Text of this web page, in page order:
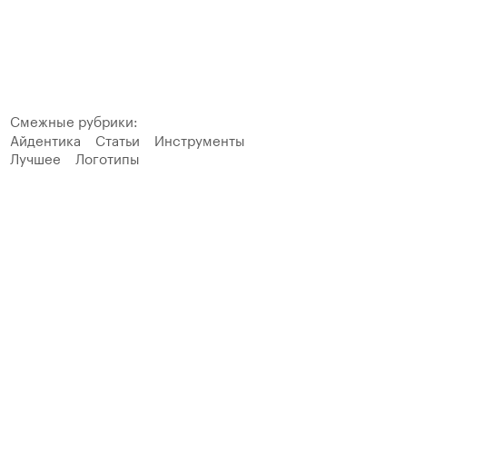
Смежные рубрики:
Айдентика
Статьи
Инструменты
Лучшее
Логотипы